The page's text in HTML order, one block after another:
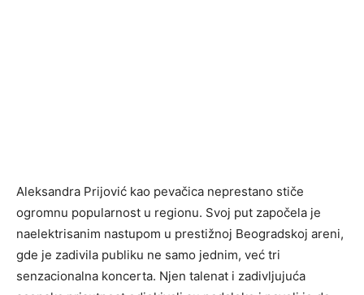
Aleksandra Prijović kao pevačica neprestano stiče
ogromnu popularnost u regionu. Svoj put započela je
naelektrisanim nastupom u prestižnoj Beogradskoj areni,
gde je zadivila publiku ne samo jednim, već tri
senzacionalna koncerta. Njen talenat i zadivljujuća